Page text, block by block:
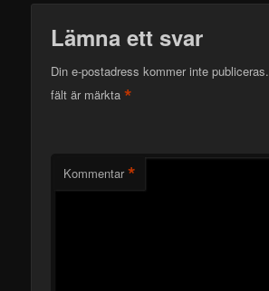
Lämna ett svar
Din e-postadress kommer inte publiceras.
fält är märkta*
Kommentar *